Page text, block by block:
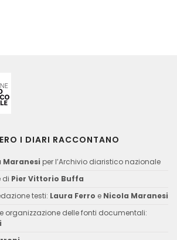
I DIARI RACCONTANO
Maranesi per l’Archivio diaristico nazionale
di Pier Vittorio Buffa
testi: Laura Ferro e Nicola Maranesi
organizzazione delle fonti documentali: